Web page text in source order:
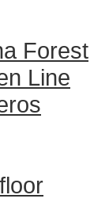
Forest
Line